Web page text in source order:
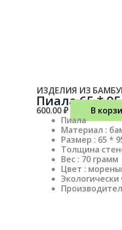
ИЗДЕЛИЯ ИЗ
Пиала 65 *
600.00₽
В
Пиала
Материал :
Размер : 65 *
Толщина
Вес : 70 грамм
Цвет :